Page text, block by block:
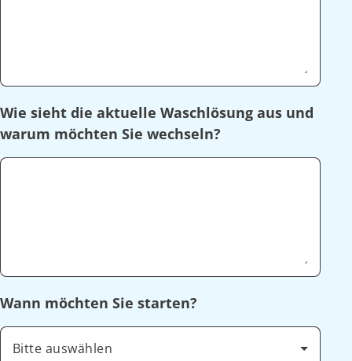
Wie sieht die aktuelle Waschlösung aus und
warum möchten Sie wechseln?
Wann möchten Sie starten?
Bitte auswählen